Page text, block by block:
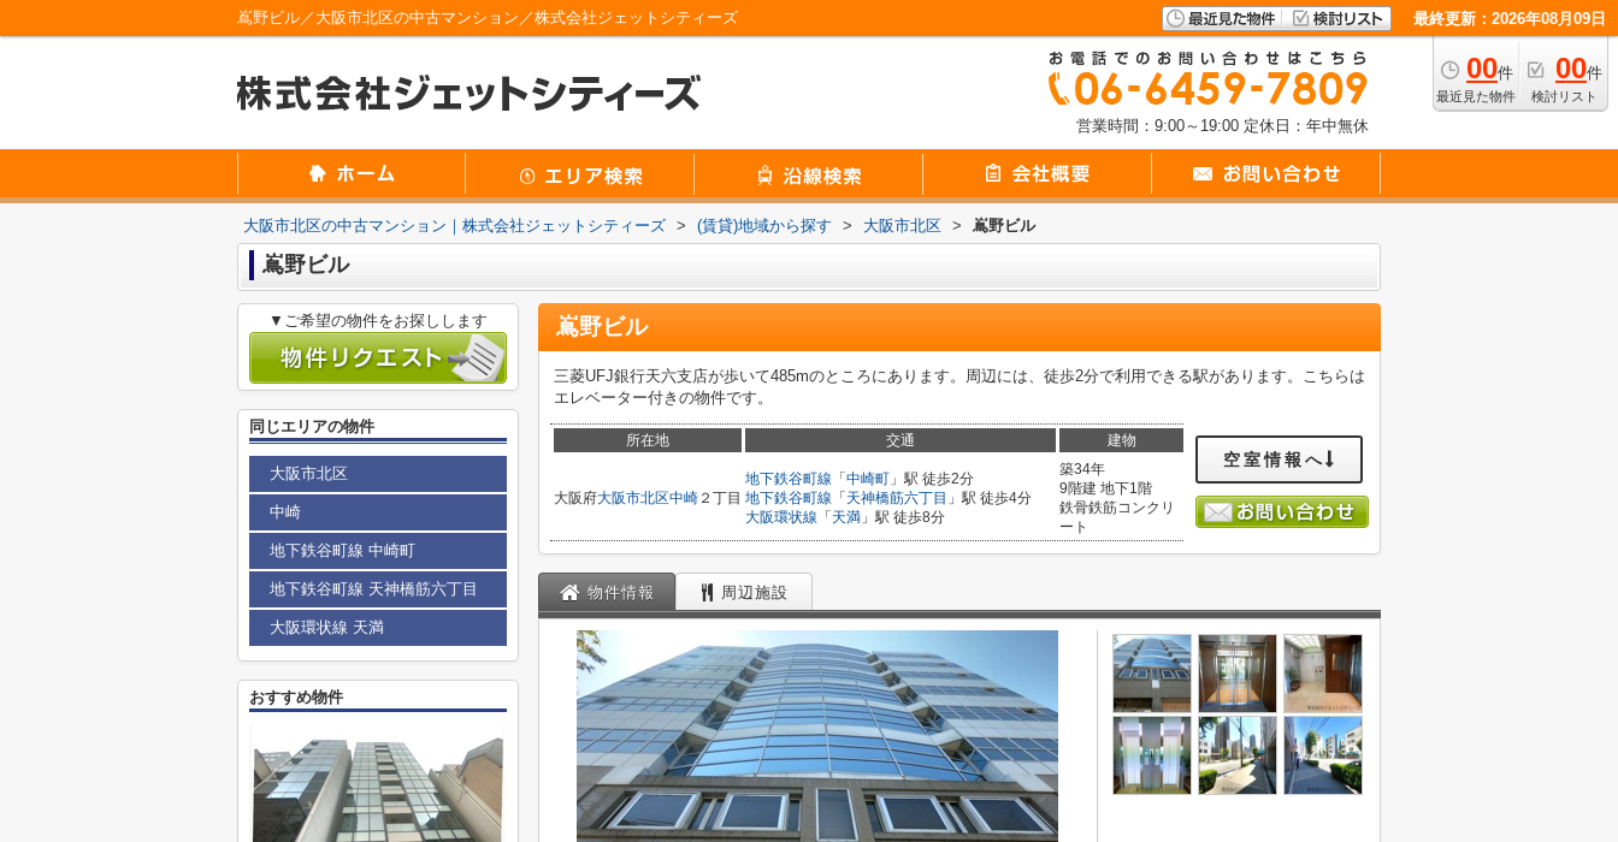
嶌野ビル／大阪市北区の中古マンション／株式会社ジェットシティーズ 最終更新：2026年08月09日
00件
最近見た物件
00件
検討リスト
営業時間：9:00～19:00 定休日：年中無休
大阪市北区の中古マンション｜株式会社ジェットシティーズ > (賃貸)地域から探す > 大阪市北区 > 嶌野ビル
嶌野ビル
嶌野ビル
三菱UFJ銀行天六支店が歩いて485mのところにあります。周辺には、徒歩2分で利用できる駅があります。こちらは
エレベーター付きの物件です。
所在地 交通 建物
大阪府大阪市北区中崎 ２丁目
地下鉄谷町線 「 中崎町 」駅 徒歩2分
地下鉄谷町線 「 天神橋筋六丁目 」駅 徒歩4分
大阪環状線 「 天満 」駅 徒歩8分
築34年
9階建 地下1階
鉄骨鉄筋コンクリ
ート
空室情報へ
物件情報 周辺施設
▼ご希望の物件をお探しします
同じエリアの物件
大阪市北区
中崎
地下鉄谷町線 中崎町
地下鉄谷町線 天神橋筋六丁目
大阪環状線 天満
おすすめ物件